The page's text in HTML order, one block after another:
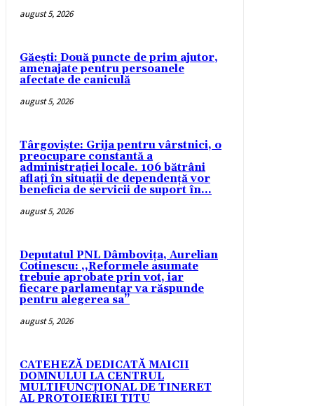
august 5, 2026
Găești: Două puncte de prim ajutor,
amenajate pentru persoanele
afectate de caniculă
august 5, 2026
Târgoviște: Grija pentru vârstnici, o
preocupare constantă a
administrației locale. 106 bătrâni
aflați în situații de dependență vor
beneficia de servicii de suport în...
august 5, 2026
Deputatul PNL Dâmbovița, Aurelian
Cotinescu: ,,Reformele asumate
trebuie aprobate prin vot, iar
fiecare parlamentar va răspunde
pentru alegerea sa’’
august 5, 2026
CATEHEZĂ DEDICATĂ MAICII
DOMNULUI LA CENTRUL
MULTIFUNCȚIONAL DE TINERET
AL PROTOIERIEI TITU